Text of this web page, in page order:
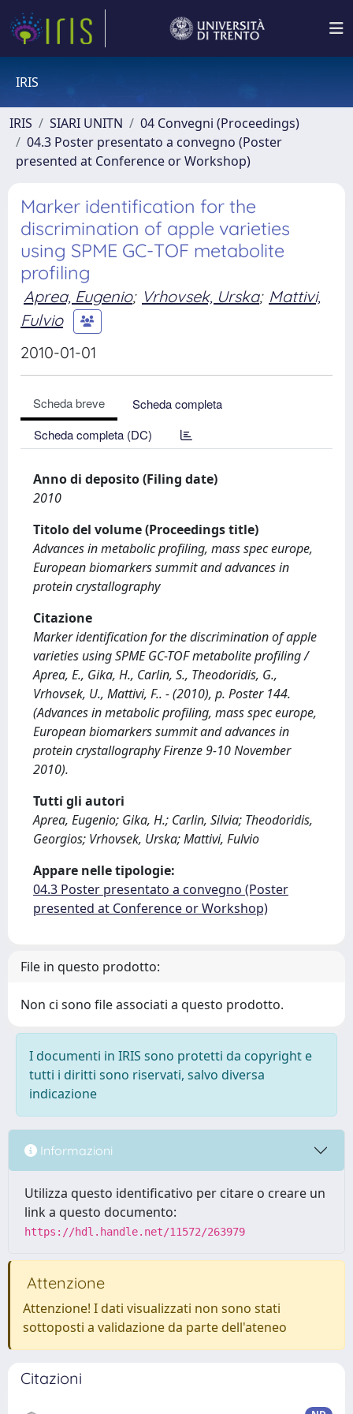
IRIS
IRIS SIARI UNITN
04 Convegni (Proceedings)
04.3 Poster presentato a convegno (Poster
presented at Conference or Workshop)
Marker identification for the
discrimination of apple varieties
using SPME GC-TOF metabolite
profiling
Aprea, Eugenio; Vrhovsek, Urska; Mattivi,
Fulvio
2010-01-01
Scheda breve
Scheda completa
Scheda completa (DC)
Anno di deposito (Filing date)
2010
Titolo del volume (Proceedings title)
Advances in metabolic profiling, mass spec europe,
European biomarkers summit and advances in
protein crystallography
Citazione
Marker identification for the discrimination of apple
varieties using SPME GC-TOF metabolite profiling /
Aprea, E., Gika, H., Carlin, S., Theodoridis, G.,
Vrhovsek, U., Mattivi, F.. - (2010), p. Poster 144.
(Advances in metabolic profiling, mass spec europe,
European biomarkers summit and advances in
protein crystallography Firenze 9-10 November
2010).
Tutti gli autori
Aprea, Eugenio; Gika, H.; Carlin, Silvia; Theodoridis,
Georgios; Vrhovsek, Urska; Mattivi, Fulvio
Appare nelle tipologie:
04.3 Poster presentato a convegno (Poster
presented at Conference or Workshop)
File in questo prodotto:
Non ci sono file associati a questo prodotto.
I documenti in IRIS sono protetti da copyright e
tutti i diritti sono riservati, salvo diversa
indicazione
Informazioni
Utilizza questo identificativo per citare o creare un
link a questo documento:
https://hdl.handle.net/11572/263979
Attenzione
Attenzione! I dati visualizzati non sono stati
sottoposti a validazione da parte dell'ateneo
Citazioni